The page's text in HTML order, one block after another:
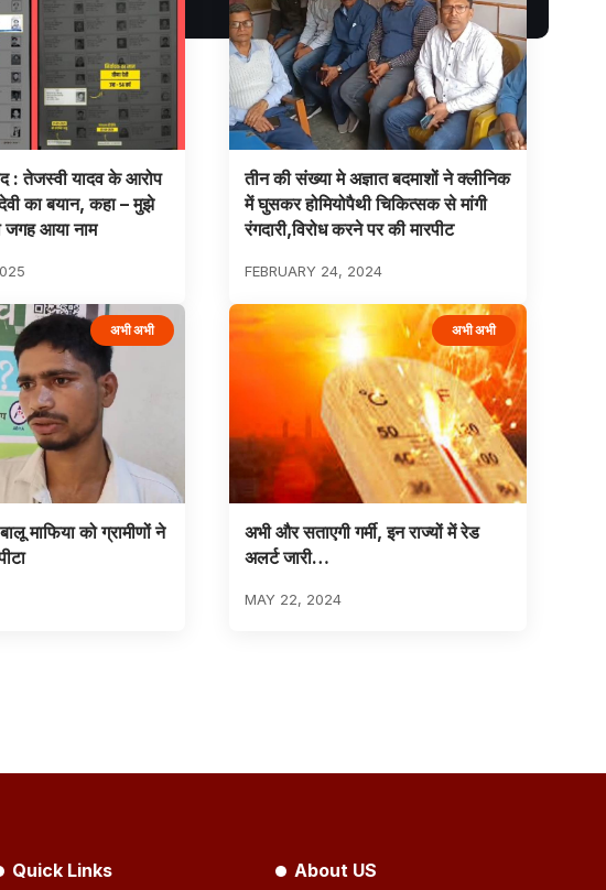
: तेजस्वी यादव के आरोप
का बयान, कहा – मुझे
जगह आया नाम
तीन की संख्या मे अज्ञात बदमाशों ने क्लीनिक
में घुसकर होमियोपैथी चिकित्सक से मांगी
रंगदारी,विरोध करने पर की मारपीट
FEBRUARY 24, 2024
अभी अभी
माफिया को ग्रामीणों ने
अभी अभी
अभी और सताएगी गर्मी, इन राज्यों में रेड
अलर्ट जारी…
MAY 22, 2024
Quick Links About US